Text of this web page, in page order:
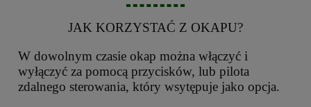
JAK KORZYSTAĆ Z OKAPU?
W dowolnym czasie okap można włączyć i
wyłączyć za pomocą przycisków, lub pilota
zdalnego sterowania, który wsytępuje jako opcja.